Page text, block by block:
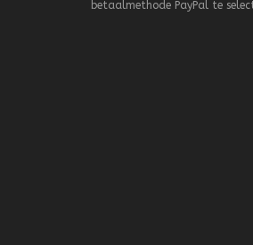
betaalmethode PayPal te